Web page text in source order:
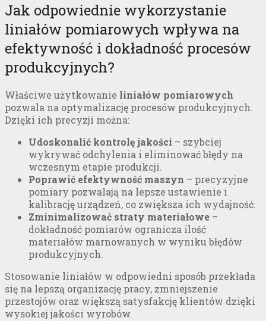
Jak odpowiednie wykorzystanie
liniałów pomiarowych wpływa na
efektywność i dokładność procesów
produkcyjnych?
Właściwe użytkowanie liniałów pomiarowych
pozwala na optymalizację procesów produkcyjnych.
Dzięki ich precyzji można:
Udoskonalić kontrolę jakości – szybciej
wykrywać odchylenia i eliminować błędy na
wczesnym etapie produkcji.
Poprawić efektywność maszyn – precyzyjne
pomiary pozwalają na lepsze ustawienie i
kalibrację urządzeń, co zwiększa ich wydajność.
Zminimalizować straty materiałowe –
dokładność pomiarów ogranicza ilość
materiałów marnowanych w wyniku błędów
produkcyjnych.
Stosowanie liniałów w odpowiedni sposób przekłada
się na lepszą organizację pracy, zmniejszenie
przestojów oraz większą satysfakcję klientów dzięki
wysokiej jakości wyrobów.